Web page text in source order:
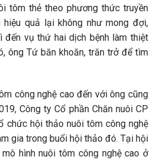
tôm thẻ theo phương thức truyền
hiệu quả lại không như mong đợi,
vụ thứ hai dịch bệnh làm thiệt
ông Tứ băn khoăn, trăn trở để tìm
công nghệ cao đến với ông cũng
Công ty Cổ phần Chăn nuôi CP
chức hội thảo nuôi tôm công nghệ
gia trong buổi hội thảo đó. Tại hội
hình nuôi tôm công nghệ cao ở